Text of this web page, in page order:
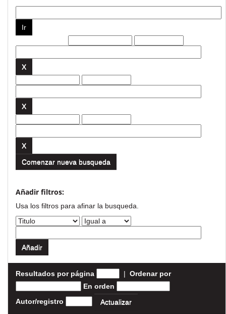
Comenzar nueva busqueda
Añadir filtros:
Usa los filtros para afinar la busqueda.
Resultados por página | Ordenar por
En orden
Autor/registro